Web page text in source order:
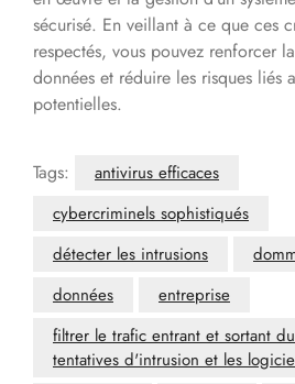
sécurisé. En veillant à ce que ces
respectés, vous pouvez renforcer
données et réduire les risques liés
potentielles.
Tags:
antivirus efficaces
cybercriminels sophistiqués
détecter les intrusions
données
entreprise
filtrer le trafic entrant et sortant
tentatives d'intrusion et les